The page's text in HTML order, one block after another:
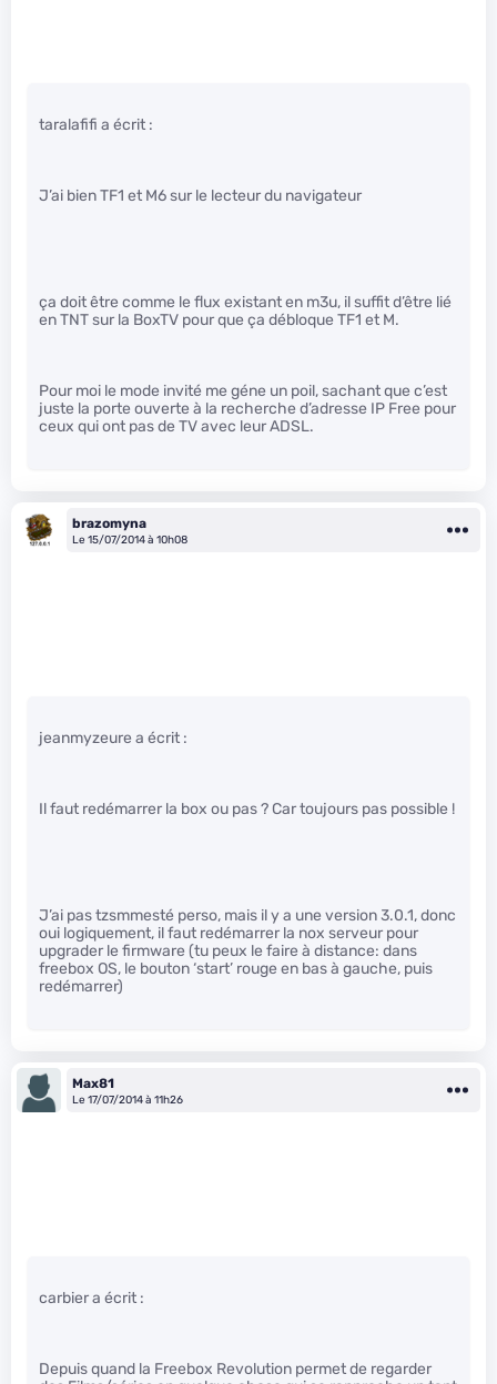
taralafifi a écrit :
J’ai bien TF1 et M6 sur le lecteur du navigateur
ça doit être comme le flux existant en m3u, il suffit d’être lié
en TNT sur la BoxTV pour que ça débloque TF1 et M.
Pour moi le mode invité me géne un poil, sachant que c’est
juste la porte ouverte à la recherche d’adresse IP Free pour
ceux qui ont pas de TV avec leur ADSL.
brazomyna
Le 15/07/2014 à 10h08
jeanmyzeure a écrit :
Il faut redémarrer la box ou pas ? Car toujours pas possible !
J’ai pas tzsmmesté perso, mais il y a une version 3.0.1, donc
oui logiquement, il faut redémarrer la nox serveur pour
upgrader le firmware (tu peux le faire à distance: dans
freebox OS, le bouton ‘start’ rouge en bas à gauche, puis
redémarrer)
Max81
Le 17/07/2014 à 11h26
carbier a écrit :
Depuis quand la Freebox Revolution permet de regarder